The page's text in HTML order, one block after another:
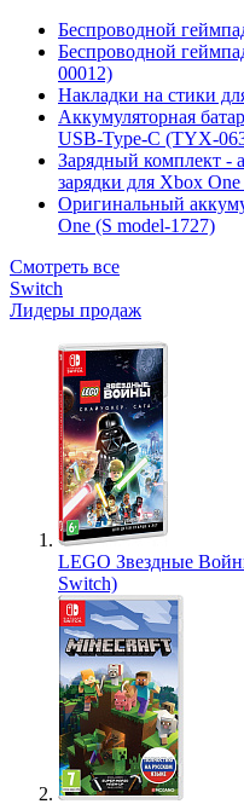
Беспроводной
Беспроводной
00012)
Накладки на стики
Аккумуляторная
USB-Type-C (TYX-
Зарядный комплект -
зарядки для Xbox
Оригинальный
One (S model-1727)
Смотреть все
Switch
Лидеры продаж
LEGO Звездные
Switch)